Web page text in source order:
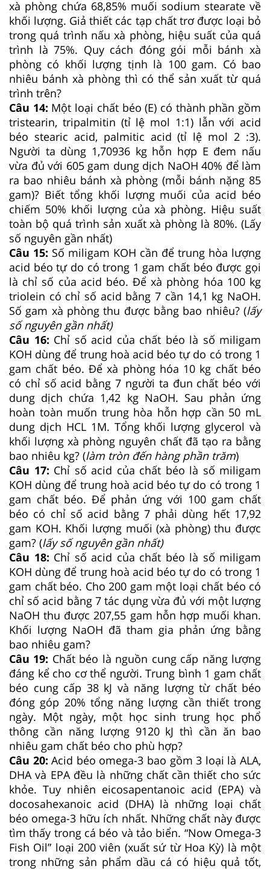
xà phòng chứa 68,85% muối sodium stearate về
khối lượng. Giả thiết các tạp chất trơ được loại bỏ
trong quá trình nấu xà phòng, hiệu suất của quá
trình là 75%. Quy cách đóng gói mỗi bánh xà
phòng có khối lượng tịnh là 100 gam. Có bao
nhiêu bánh xà phòng thì có thể sản xuất từ quá
trình trên?
Câu 14: Một loại chất béo (E) có thành phần gồm
tristearin, tripalmitin (tỉ lệ mol 1:1) lẫn với acid
béo stearic acid, palmitic acid (tỉ lệ mol 2 :3).
Người ta dùng 1,70936 kg hỗn hợp E đem nấu
vừa đủ với 605 gam dung dịch NaOH 40% để làm
ra bao nhiêu bánh xà phòng (mỗi bánh nặng 85
gam)? Biết tổng khối lượng muối của acid béo
chiếm 50% khối lượng của xà phòng. Hiệu suất
toàn bộ quá trình sản xuất xà phòng là 80%. (Lấy
số nguyên gần nhất)
Câu 15: Số miligam KOH cần để trung hòa lượng
acid béo tự do có trong 1 gam chất béo được gọi
là chỉ số của acid béo. Để xà phòng hóa 100 kg
triolein có chỉ số acid bằng 7 cần 14,1 kg NaOH.
Số gam xà phòng thu được bằng bao nhiêu? (lấy
số nguyên gần nhất)
Câu 16: Chỉ số acid của chất béo là số miligam
KOH dùng để trung hoà acid béo tự do có trong 1
gam chất béo. Để xà phòng hóa 10 kg chất béo
có chỉ số acid bằng 7 người ta đun chất béo với
dung dịch chứa 1,42 kg NaOH. Sau phản ứng
hoàn toàn muốn trung hòa hỗn hợp cần 50 mL
dung dịch HCL 1M. Tổng khối lượng glycerol và
khối lượng xà phòng nguyên chất đã tạo ra bằng
bao nhiêu kg? (làm tròn đến hàng phần trăm)
Câu 17: Chỉ số acid của chất béo là số miligam
KOH dùng để trung hoà acid béo tự do có trong 1
gam chất béo. Để phản ứng với 100 gam chất
béo có chỉ số acid bằng 7 phải dùng hết 17,92
gam KOH. Khối lượng muối (xà phòng) thu được
gam? (lấy số nguyên gần nhất)
Câu 18: Chỉ số acid của chất béo là số miligam
KOH dùng để trung hoà acid béo tự do có trong 1
gam chất béo. Cho 200 gam một loại chất béo có
chỉ số acid bằng 7 tác dụng vừa đủ với một lượng
NaOH thu được 207,55 gam hỗn hợp muối khan.
Khối lượng NaOH đã tham gia phản ứng bằng
bao nhiêu gam?
Câu 19: Chất béo là nguồn cung cấp năng lượng
đáng kể cho cơ thể người. Trung bình 1 gam chất
béo cung cấp 38 kJ và năng lượng từ chất béo
đóng góp 20% tổng năng lượng cần thiết trong
ngày. Một ngày, một học sinh trung học phổ
thông cần năng lượng 9120 kJ thì cần ăn bao
nhiêu gam chất béo cho phù hợp?
Câu 20: Acid béo omega-3 bao gồm 3 loại là ALA,
DHA và EPA đều là những chất cần thiết cho sức
khỏe. Tuy nhiên eicosapentanoic acid (EPA) và
docosahexanoic acid (DHA) là những loại chất
béo omega-3 hữu ích nhất. Những chất này được
tìm thấy trong cá béo và tảo biển. “Now Omega-3
Fish Oil” loại 200 viên (xuất sứ từ Hoa Kỳ) là một
trong những sản phẩm dầu cá có hiệu quả tốt,